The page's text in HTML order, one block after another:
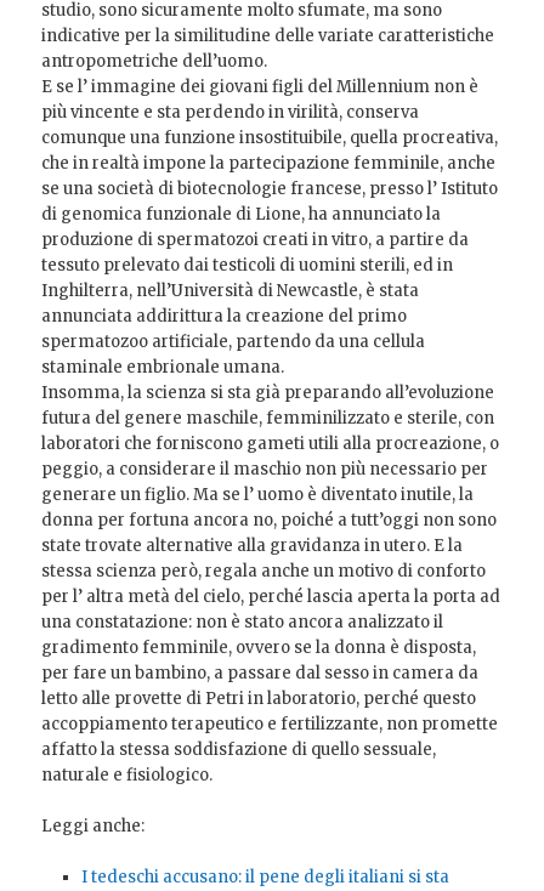
studio, sono sicuramente molto sfumate, ma sono
indicative per la similitudine delle variate caratteristiche
antropometriche dell’uomo.
E se l’ immagine dei giovani figli del Millennium non è
più vincente e sta perdendo in virilità, conserva
comunque una funzione insostituibile, quella procreativa,
che in realtà impone la partecipazione femminile, anche
se una società di biotecnologie francese, presso l’ Istituto
di genomica funzionale di Lione, ha annunciato la
produzione di spermatozoi creati in vitro, a partire da
tessuto prelevato dai testicoli di uomini sterili, ed in
Inghilterra, nell’Università di Newcastle, è stata
annunciata addirittura la creazione del primo
spermatozoo artificiale, partendo da una cellula
staminale embrionale umana.
Insomma, la scienza si sta già preparando all’evoluzione
futura del genere maschile, femminilizzato e sterile, con
laboratori che forniscono gameti utili alla procreazione, o
peggio, a considerare il maschio non più necessario per
generare un figlio. Ma se l’ uomo è diventato inutile, la
donna per fortuna ancora no, poiché a tutt’oggi non sono
state trovate alternative alla gravidanza in utero. E la
stessa scienza però, regala anche un motivo di conforto
per l’ altra metà del cielo, perché lascia aperta la porta ad
una constatazione: non è stato ancora analizzato il
gradimento femminile, ovvero se la donna è disposta,
per fare un bambino, a passare dal sesso in camera da
letto alle provette di Petri in laboratorio, perché questo
accoppiamento terapeutico e fertilizzante, non promette
affatto la stessa soddisfazione di quello sessuale,
naturale e fisiologico.
Leggi anche:
I tedeschi accusano: il pene degli italiani si sta